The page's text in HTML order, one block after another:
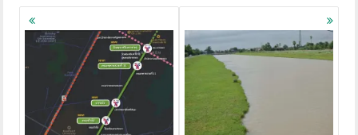
Posts
navigation